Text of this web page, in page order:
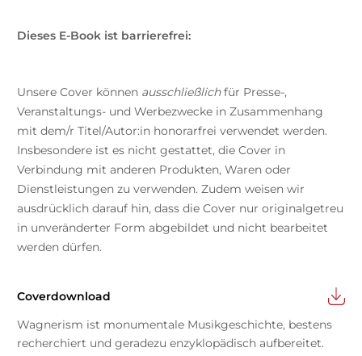
Dieses E-Book ist barrierefrei:
Unsere Cover können ausschließlichfür Presse-,
Veranstaltungs- und Werbezwecke in Zusammenhang
mit dem/r Titel/Autor:in honorarfrei verwendet werden.
Insbesondere ist es nicht gestattet, die Cover in
Verbindung mit anderen Produkten, Waren oder
Dienstleistungen zu verwenden. Zudem weisen wir
ausdrücklich darauf hin, dass die Cover nur originalgetreu
in unveränderter Form abgebildet und nicht bearbeitet
werden dürfen.
Coverdownload
Wagnerism ist monumentale Musikgeschichte, bestens
recherchiert und geradezu enzyklopädisch aufbereitet.